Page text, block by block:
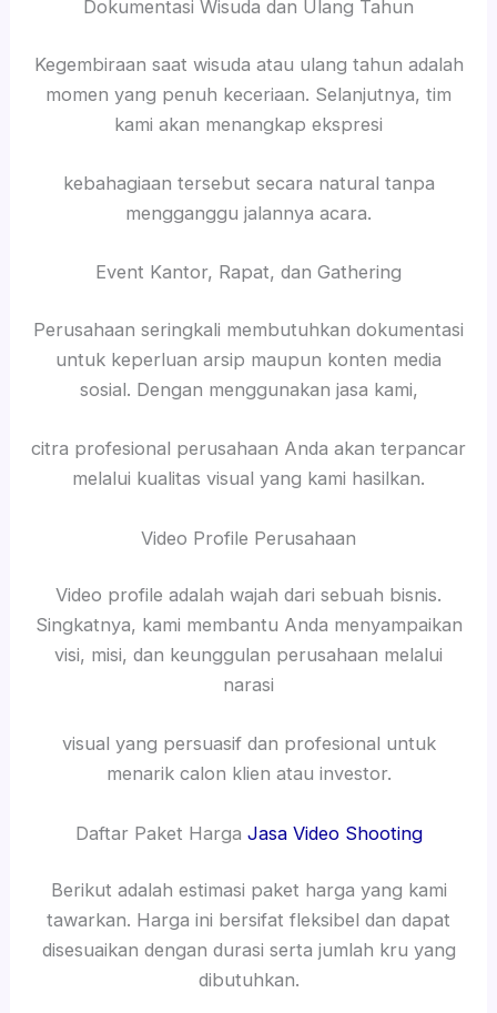
Dokumentasi Wisuda dan Ulang Tahun
Kegembiraan saat wisuda atau ulang tahun adalah
momen yang penuh keceriaan. Selanjutnya, tim
kami akan menangkap ekspresi
kebahagiaan tersebut secara natural tanpa
mengganggu jalannya acara.
Event Kantor, Rapat, dan Gathering
Perusahaan seringkali membutuhkan dokumentasi
untuk keperluan arsip maupun konten media
sosial. Dengan menggunakan jasa kami,
citra profesional perusahaan Anda akan terpancar
melalui kualitas visual yang kami hasilkan.
Video Profile Perusahaan
Video profile adalah wajah dari sebuah bisnis.
Singkatnya, kami membantu Anda menyampaikan
visi, misi, dan keunggulan perusahaan melalui
narasi
visual yang persuasif dan profesional untuk
menarik calon klien atau investor.
Daftar Paket Harga Jasa Video Shooting
Berikut adalah estimasi paket harga yang kami
tawarkan. Harga ini bersifat fleksibel dan dapat
disesuaikan dengan durasi serta jumlah kru yang
dibutuhkan.